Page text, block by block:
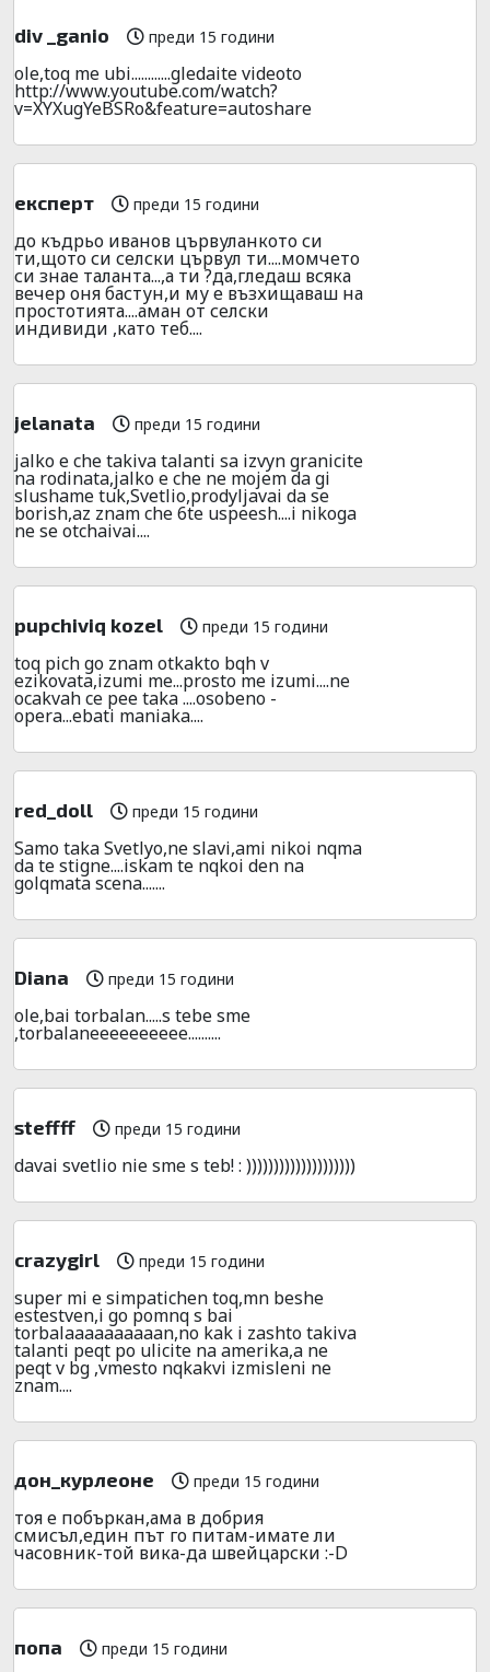
div _ganio преди 15 години
ole,toq me ubi............gledaite videoto
http://www.youtube.com/watch?
v=XYXugYeBSRo&feature=autoshare
експерт преди 15 години
до къдрьо иванов цървуланкото си
ти,щото си селски цървул ти....момчето
си знае таланта...,а ти ?да,гледаш всяка
вечер оня бастун,и му е възхищаваш на
простотията....аман от селски
индивиди ,като теб....
jelanata преди 15 години
jalko e che takiva talanti sa izvyn granicite
na rodinata,jalko e che ne mojem da gi
slushame tuk,Svetlio,prodyljavai da se
borish,az znam che 6te uspeesh....i nikoga
ne se otchaivai....
pupchiviq kozel преди 15 години
toq pich go znam otkakto bqh v
ezikovata,izumi me...prosto me izumi....ne
ocakvah ce pee taka ....osobeno -
opera...ebati maniaka....
red_doll преди 15 години
Samo taka Svetlyo,ne slavi,ami nikoi nqma
da te stigne....iskam te nqkoi den na
golqmata scena.......
Diana преди 15 години
ole,bai torbalan.....s tebe sme
,torbalaneeeeeeeeee..........
steffff преди 15 години
davai svetlio nie sme s teb! : ))))))))))))))))))))
crazygirl преди 15 години
super mi e simpatichen toq,mn beshe
estestven,i go pomnq s bai
torbalaaaaaaaaaan,no kak i zashto takiva
talanti peqt po ulicite na amerika,a ne
peqt v bg ,vmesto nqkakvi izmisleni ne
znam....
дон_курлеоне преди 15 години
тоя е побъркан,ама в добрия
смисъл,един път го питам-имате ли
часовник-той вика-да швейцарски :-D
попа преди 15 години